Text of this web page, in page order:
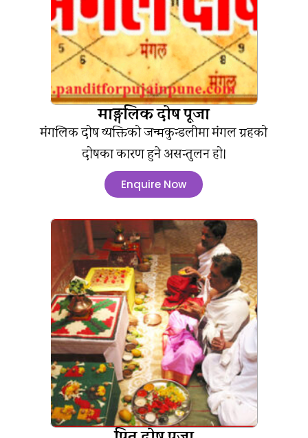
माङ्गलिक दोष पूजा
मंगलिक दोष व्यक्तिको जन्मकुन्डलीमा मंगल ग्रहको
दोषका कारण हुने असन्तुलन हो।
Enquire Now